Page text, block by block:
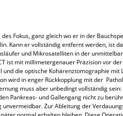
Fokus, ganz gleich wo er in der
Kann er vollständig entfernt werden, ist
und Mikrosatelliten in der
ist mit millimetergenauer Präzision vor
die optische Kohärenztomographie mit
wird in enger Rückkopplung mit der
muss aber unbedingt vollständig
Pankreas- und Gallengang nicht zu
Zur Ableitung der